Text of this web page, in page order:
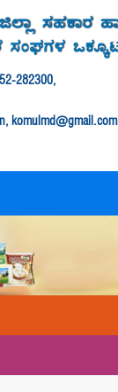
282300,
komulmd@gmail.com